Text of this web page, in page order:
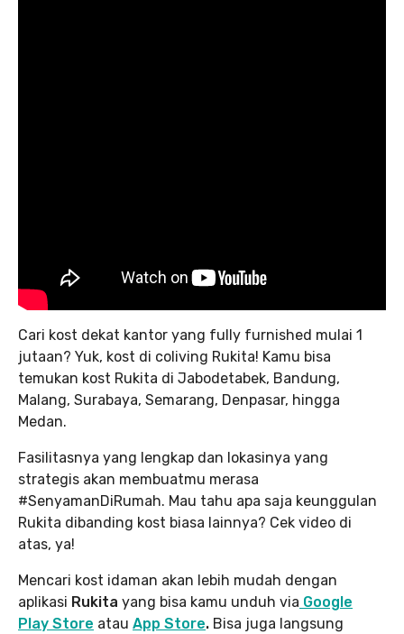
Cari kost dekat kantor yang fully furnished mulai 1
jutaan? Yuk, kost di coliving Rukita! Kamu bisa
temukan kost Rukita di Jabodetabek, Bandung,
Malang, Surabaya, Semarang, Denpasar, hingga
Medan.
Fasilitasnya yang lengkap dan lokasinya yang
strategis akan membuatmu merasa
#SenyamanDiRumah. Mau tahu apa saja keunggulan
Rukita dibanding kost biasa lainnya? Cek video di
atas, ya!
Mencari kost idaman akan lebih mudah dengan
aplikasi Rukita yang bisa kamu unduh via Google
Play Store atau App Store. Bisa juga langsung